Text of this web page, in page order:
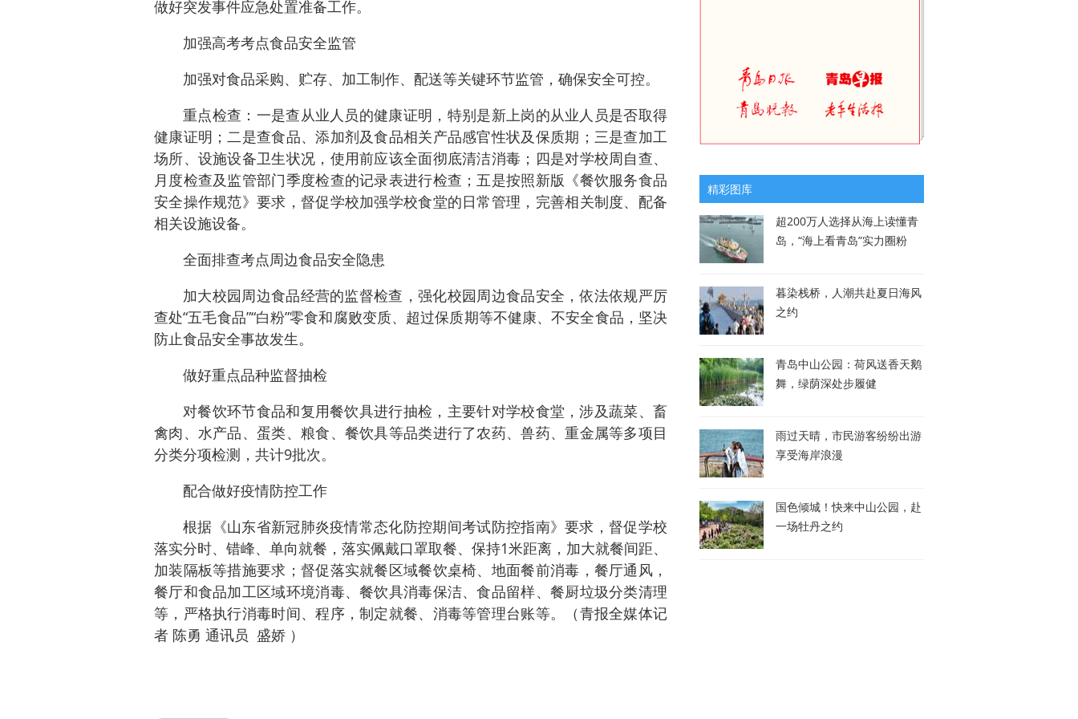
做好突发事件应急处置准备工作。
加强高考考点食品安全监管
加强对食品采购、贮存、加工制作、配送等关键环节监管，确保安全可控。
重点检查：一是查从业人员的健康证明，特别是新上岗的从业人员是否取得
健康证明；二是查食品、添加剂及食品相关产品感官性状及保质期；三是查加工
场所、设施设备卫生状况，使用前应该全面彻底清洁消毒；四是对学校周自查、
月度检查及监管部门季度检查的记录表进行检查；五是按照新版《餐饮服务食品
安全操作规范》要求，督促学校加强学校食堂的日常管理，完善相关制度、配备
相关设施设备。
全面排查考点周边食品安全隐患
加大校园周边食品经营的监督检查，强化校园周边食品安全，依法依规严厉
查处“五毛食品”“白粉”零食和腐败变质、超过保质期等不健康、不安全食品，坚决
防止食品安全事故发生。
做好重点品种监督抽检
对餐饮环节食品和复用餐饮具进行抽检，主要针对学校食堂，涉及蔬菜、畜
禽肉、水产品、蛋类、粮食、餐饮具等品类进行了农药、兽药、重金属等多项目
分类分项检测，共计9批次。
配合做好疫情防控工作
根据《山东省新冠肺炎疫情常态化防控期间考试防控指南》要求，督促学校
落实分时、错峰、单向就餐，落实佩戴口罩取餐、保持1米距离，加大就餐间距、
加装隔板等措施要求；督促落实就餐区域餐饮桌椅、地面餐前消毒，餐厅通风，
餐厅和食品加工区域环境消毒、餐饮具消毒保洁、食品留样、餐厨垃圾分类清理
等，严格执行消毒时间、程序，制定就餐、消毒等管理台账等。（青报全媒体记
者 陈勇 通讯员 盛娇 ）
精彩图库
超200万人选择从海上读懂青
岛，“海上看青岛”实力圈粉
暮染栈桥，人潮共赴夏日海风
之约
青岛中山公园：荷风送香天鹅
舞，绿荫深处步履健
雨过天晴，市民游客纷纷出游
享受海岸浪漫
国色倾城！快来中山公园，赴
一场牡丹之约